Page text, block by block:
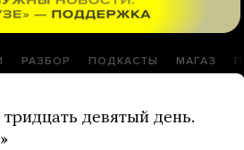
РАЗБОР ПОДКАСТЫ МАГАЗ
девятый день.